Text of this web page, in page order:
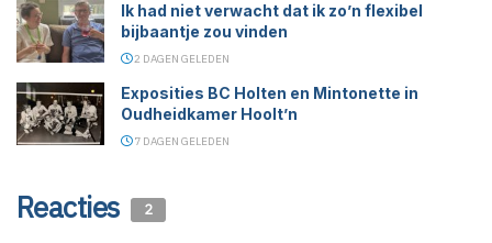
Ik had niet verwacht dat ik zo’n flexibel
bijbaantje zou vinden
2 DAGEN GELEDEN
Exposities BC Holten en Mintonette in
Oudheidkamer Hoolt’n
7 DAGEN GELEDEN
Reacties 2